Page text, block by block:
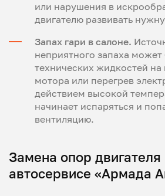
или нарушения в
двигателю развивать
Запах гари в салоне.
неприятного запаха может
технических жидкостей на
мотора или перегрев
действием высокой
начинает испаряться и
вентиляцию.
Замена опор двигателя
автосервисе «Армада